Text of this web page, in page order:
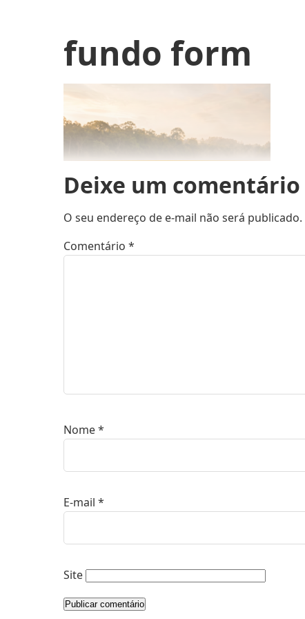
fundo form
Deixe um comentário
O seu endereço de e-mail não será publicado.
Comentário *
Nome*
E-mail *
Site